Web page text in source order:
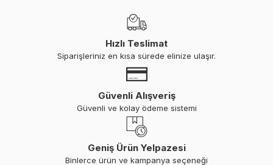
Hızlı Teslimat
Siparişleriniz en kısa sürede elinize ulaşır.
Güvenli Alışveriş
Güvenli ve kolay ödeme sistemi
Geniş Ürün Yelpazesi
Binlerce ürün ve kampanya seçeneği